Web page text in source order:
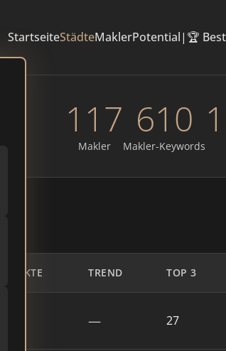
StartseiteStädteMaklerPotential| 🏆
117
Makler
610
Makler-Keywords
PUNKTE TREND TOP 3
— 27